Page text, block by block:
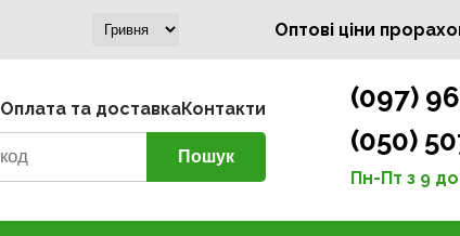
Оптові ціни
Оплата та доставкаКонтакти
(097)
(050)
Пн-Пт з 9